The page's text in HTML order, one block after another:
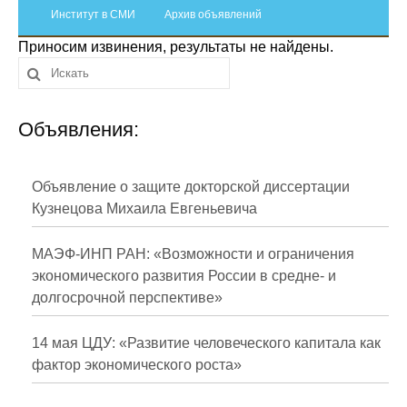
Отчетность
Противодействие коррупции
Материалы для СМИ
Публикации
Научная жизнь
Проблемы прогнозирования
О журнале
Номера журналов
Институт в СМИ Архив объявлений
Приносим извинения, результаты не найдены.
Объявления:
Объявление о защите докторской диссертации
Кузнецова Михаила Евгеньевича
МАЭФ-ИНП РАН: «Возможности и ограничения
экономического развития России в средне- и
долгосрочной перспективе»
14 мая ЦДУ: «Развитие человеческого капитала как
фактор экономического роста»